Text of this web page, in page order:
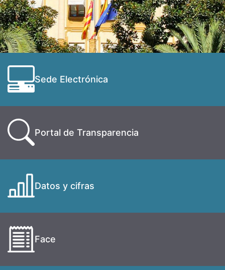
Sede Electrónica
Portal de Transparencia
Datos y cifras
Face